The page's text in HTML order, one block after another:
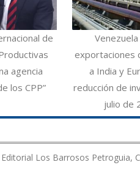
de
agencia
los CPP”
exportaciones
a India y
reducción de
julio de
Los Barrosos Petroguia,